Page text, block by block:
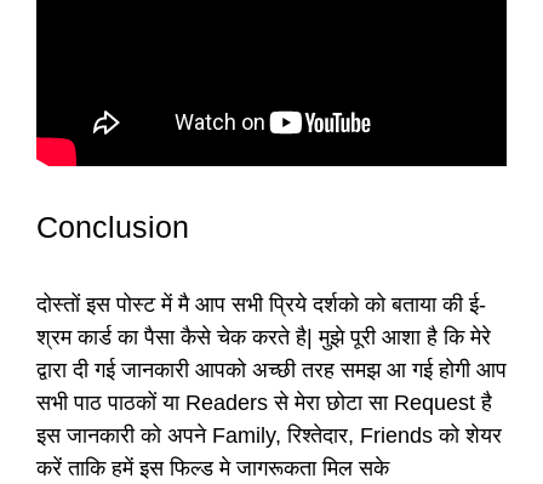
Conclusion
दोस्तों इस पोस्ट में मै आप सभी प्रिये दर्शको को बताया की ई-
श्रम कार्ड का पैसा कैसे चेक करते है| मुझे पूरी आशा है कि मेरे
द्वारा दी गई जानकारी आपको अच्छी तरह समझ आ गई होगी आप
सभी पाठ पाठकों या Readers से मेरा छोटा सा Request है
इस जानकारी को अपने Family, रिश्तेदार, Friends को शेयर
करें ताकि हमें इस फिल्ड मे जागरूकता मिल सके